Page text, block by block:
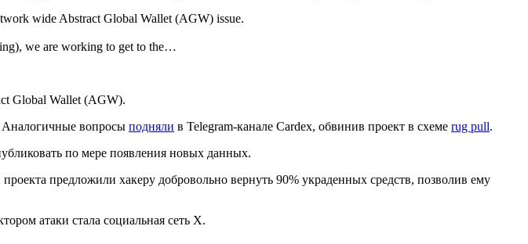
wide Abstract Global Wallet (AGW) issue.
we are working to get to the…
Global Wallet (AGW).
Аналогичные вопросы подняли в Telegram-канале Cardex, обвинив проект в схеме rug pull.
по мере появления новых данных.
предложили хакеру добровольно вернуть 90% украденных средств, позволив ему
атаки стала социальная сеть X.